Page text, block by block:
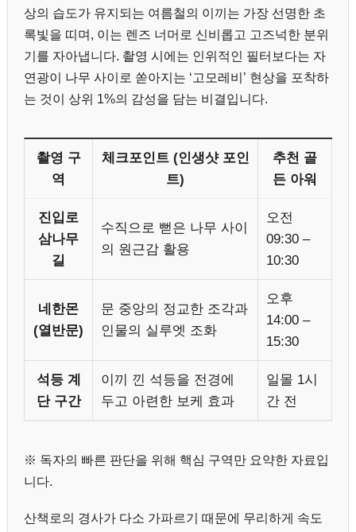
상의 습도가 유지되는 여름철의 이끼는 가장 선명한 초
록빛을 띠며, 이는 렌즈 너머로 신비롭고 고즈넉한 분위
기를 자아냅니다. 촬영 시에는 인위적인 필터보다는 자
연광이 나무 사이로 쏟아지는 ‘고모레비’ 현상을 포착하
는 것이 상위 1%의 감성을 담는 비결입니다.
촬영 구
역
체크포인트 (인생샷 포인
트)
추천 골
든 아워
진입로
삼나무
길
수직으로 뻗은 나무 사이
의 원근감 활용
오전
09:30 –
10:30
네한몬
(열반문)
문 중앙의 정교한 조각과
인물의 실루엣 조화
오후
14:00 –
15:30
석등 계
단 구간
이끼 낀 석등을 전경에
두고 아련한 보케 효과
일몰 1시
간 전
※ 독자의 빠른 판단을 위해 핵심 구역만 요약한 자료입
니다.
산책로의 경사가 다소 가파르기 때문에 무리하게 속도